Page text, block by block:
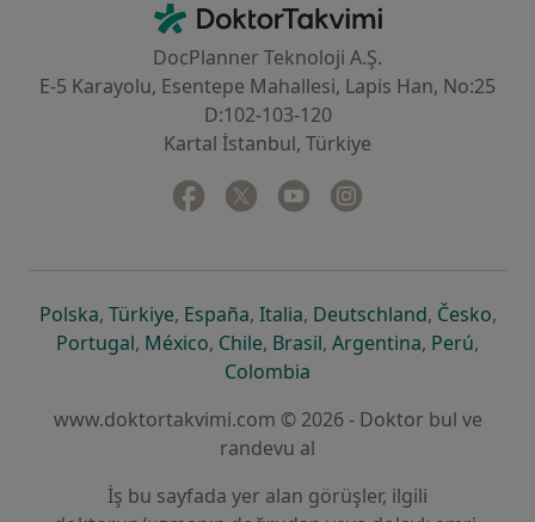
DoktorTakvimi - Ana Sayfa
DocPlanner Teknoloji A.Ş.
E-5 Karayolu, Esentepe Mahallesi, Lapis Han, No:25
D:102-103-120
Kartal İstanbul, Türkiye
Facebook
yeni bir sekmede açılır
Twitter
yeni bir sekmede açılır
Youtube
yeni bir sekmede açılır
Polskayeni bir sekmede açılır
, Türkiyeyeni bir sekmede açılır
, Españayeni bir sekmede açılır
, Italiayeni bir sekmede açılır
, Deutschlandyeni bir
, Českoyeni
,
Portugalyeni bir sekmede açılır
, Méxicoyeni bir sekmede açılır
, Chileyeni bir sekmede açılır
, Brasilyeni bir sekmede açılır
, Argentinayeni bir
, Perúyeni
,
Colombia
www.doktortakvimi.com © 2026 - Doktor bul ve
randevu al
İş bu sayfada yer alan görüşler, ilgili